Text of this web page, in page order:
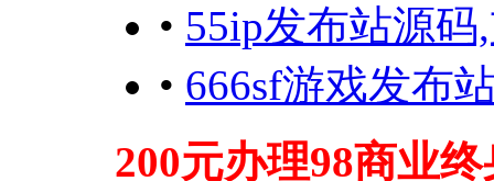
• 55ip发布站源
• 666sf游戏发布
200元办理98商业